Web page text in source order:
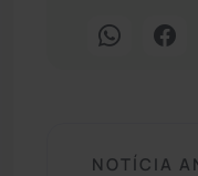
NOTÍCIA